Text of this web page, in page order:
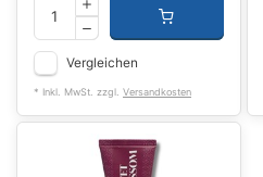
Vergleichen
* Inkl. MwSt. zzgl. Versandkosten